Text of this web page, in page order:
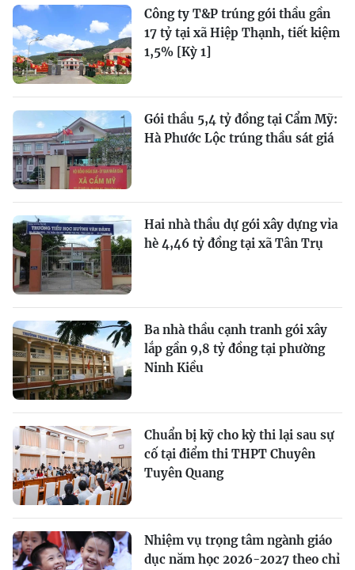
Công ty T&P trúng gói thầu gần
17 tỷ tại xã Hiệp Thạnh, tiết kiệm
1,5% [Kỳ 1]
Gói thầu 5,4 tỷ đồng tại Cẩm Mỹ:
Hà Phước Lộc trúng thầu sát giá
Hai nhà thầu dự gói xây dựng vỉa
hè 4,46 tỷ đồng tại xã Tân Trụ
Ba nhà thầu cạnh tranh gói xây
lắp gần 9,8 tỷ đồng tại phường
Ninh Kiều
Chuẩn bị kỹ cho kỳ thi lại sau sự
cố tại điểm thi THPT Chuyên
Tuyên Quang
Nhiệm vụ trọng tâm ngành giáo
dục năm học 2026-2027 theo chỉ